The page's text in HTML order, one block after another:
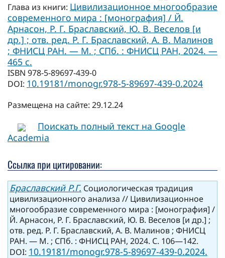
Глава из книги: Цивилизационное многообразие
современного мира : [монография] / Й.
Арнасон, Р. Г. Браславский, Ю. В. Веселов [и
др.] ; отв. ред. Р. Г. Браславский, А. В. Малинов
; ФНИСЦ РАН. — М. ; СПб. : ФНИСЦ РАН, 2024. —
465 с.
ISBN 978-5-89697-439-0
DOI: 10.19181/monogr.978-5-89697-439-0.2024
Размещена на сайте: 29.12.24
Поискать полный текст на Google
Academia
Ссылка при цитировании:
Браславский Р.Г. Социологическая традиция
цивилизационного анализа // Цивилизационное
многообразие современного мира : [монография] /
Й. Арнасон, Р. Г. Браславский, Ю. В. Веселов [и др.] ;
отв. ред. Р. Г. Браславский, А. В. Малинов ; ФНИСЦ
РАН. — М. ; СПб. : ФНИСЦ РАН, 2024. С. 106—142.
DOI: 10.19181/monogr.978-5-89697-439-0.2024.